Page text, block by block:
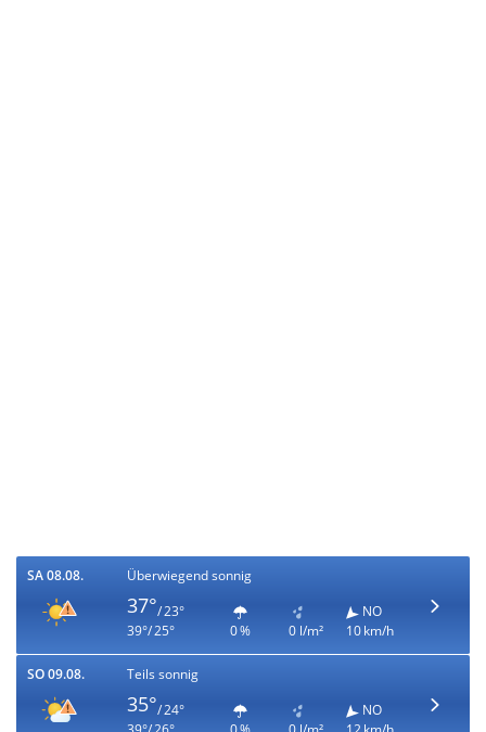
SA 08.08. Überwiegend sonnig
37°/ 23°
39°/ 25°
0 % 0 l/m²
NO
10 km/h
SO 09.08. Teils sonnig
35°/ 24°
NO